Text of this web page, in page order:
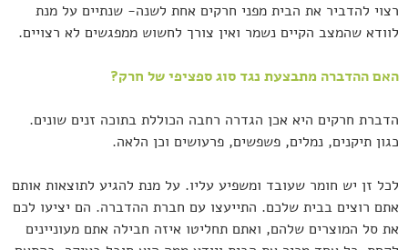
רצוי להדביר את הבית מפני חרקים אחת לשנה- שנתיים על מנת
לוודא שהמצב הקיים נשמר ואין צורך לחשוש ממפגשים לא רצויים.
האם ההדברה מתבצעת נגד סוג ספציפי של חרק?
הדברת חרקים היא אכן הגדרה רחבה הכוללת בתוכה זנים שונים.
כגון תיקנים, נמלים, פשפשים, פרעושים וכן הלאה.
לכל זן יש חומר שעובד ומשפיע עליו. על מנת להגיע לתוצאות אותם
אתם רוצים בבית שלכם. התייעצו עם חברת ההדברה. הם יציעו לכם
את סל המוצרים שלהם, ואתם תחליטו איזה חבילה אתם מעוניינים